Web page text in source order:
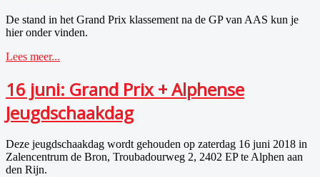
De stand in het Grand Prix klassement na de GP van AAS kun je
hier onder vinden.
Lees meer...
16 juni: Grand Prix + Alphense
Jeugdschaakdag
Deze jeugdschaakdag wordt gehouden op zaterdag 16 juni 2018 in
Zalencentrum de Bron, Troubadourweg 2, 2402 EP te Alphen aan
den Rijn.